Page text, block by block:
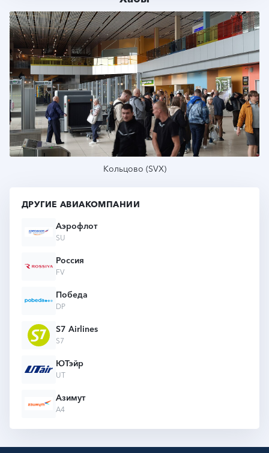
Кольцово (SVX)
ДРУГИЕ АВИАКОМПАНИИ
Аэрофлот
SU
Россия
FV
Победа
DP
S7 Airlines
S7
ЮТэйр
UT
Азимут
A4